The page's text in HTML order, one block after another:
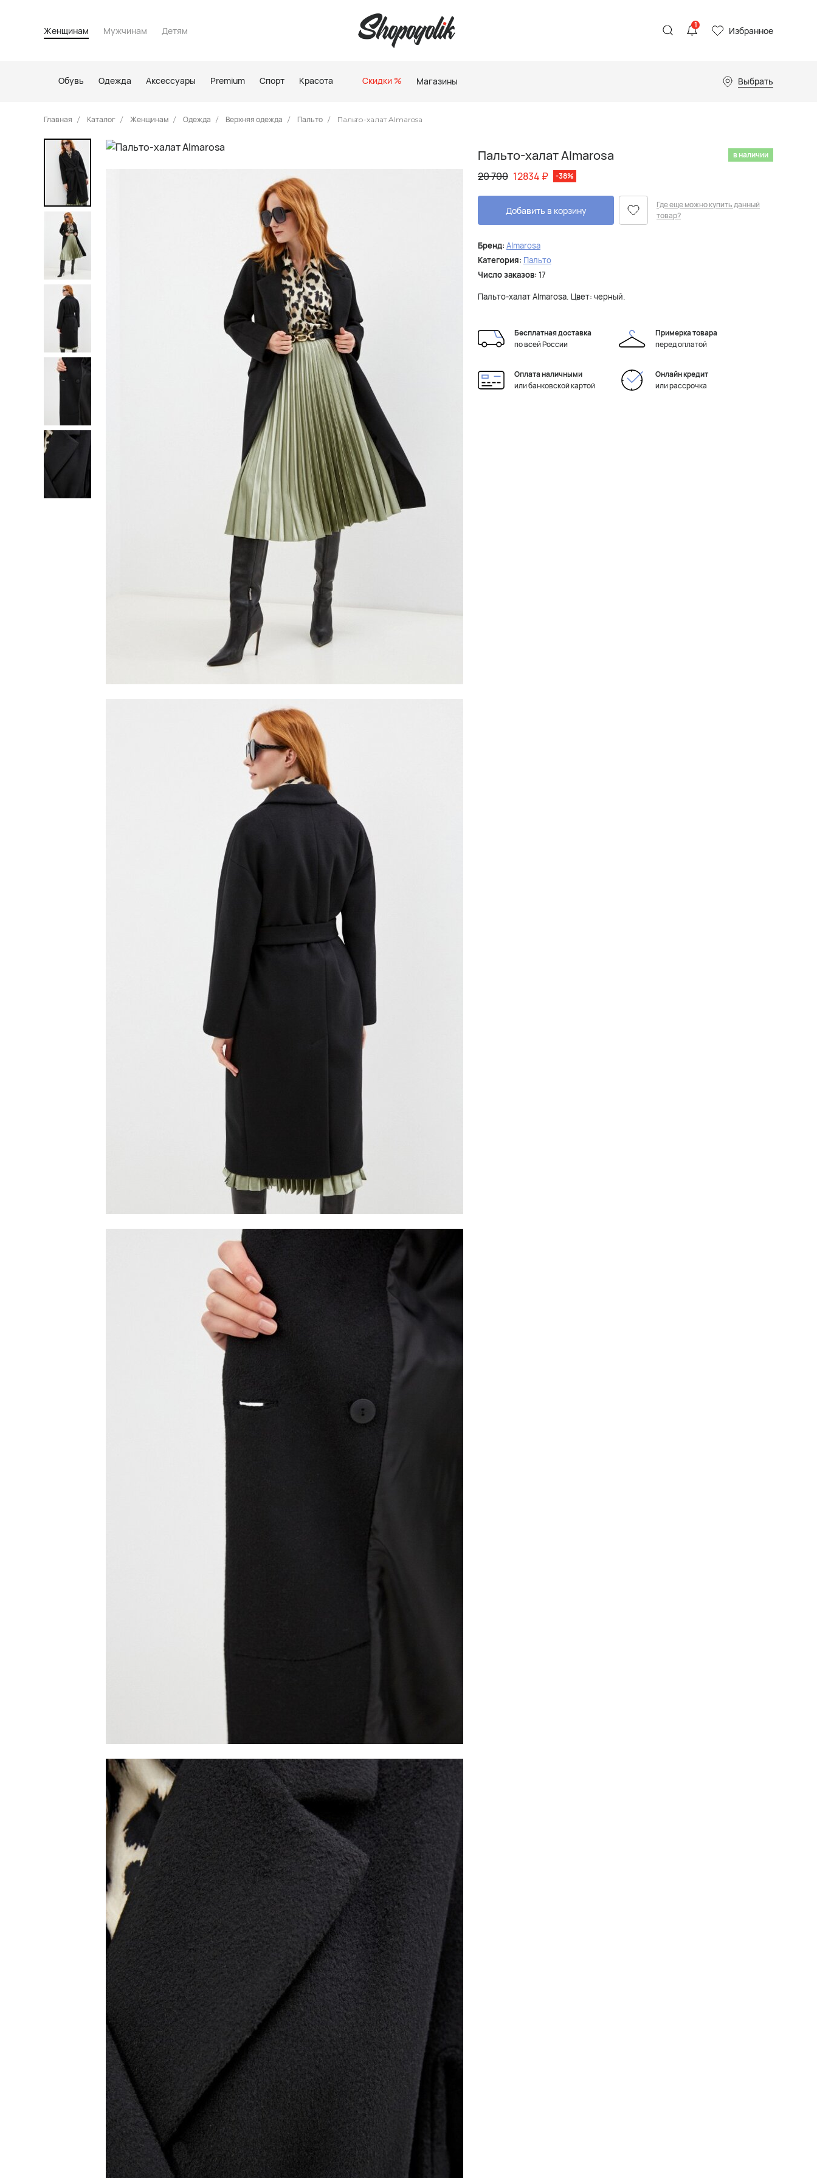
Женщинам Мужчинам Детям
1 Избранное
Обувь Одежда Аксессуары Premium Спорт Красота Скидки % Магазины Выбрать
Главная Каталог Женщинам Одежда Верхняя одежда Пальто Пальто-халат Almarosa
Пальто-халат Almarosa в наличии
20 700 12834 ₽ -38%
Добавить в корзину
Где еще можно купить данный
товар?
Бренд: Almarosa
Категория: Пальто
Число заказов: 17
Пальто-халат Almarosa. Цвет: черный.
Бесплатная доставка
по всей России
Примерка товара
перед оплатой
Оплата наличными
или банковской картой
Онлайн кредит
или рассрочка